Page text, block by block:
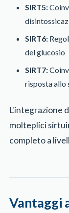
SIRT5:
SIRT6:
del glucosio
SIRT7:
risposta allo
L'integrazione
molteplici
completo a
Vantaggi